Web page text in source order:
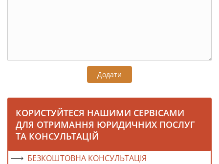
Додати
КОРИСТУЙТЕСЯ НАШИМИ СЕРВІСАМИ
ДЛЯ ОТРИМАННЯ ЮРИДИЧНИХ ПОСЛУГ
ТА КОНСУЛЬТАЦІЙ
БЕЗКОШТОВНА КОНСУЛЬТАЦІЯ